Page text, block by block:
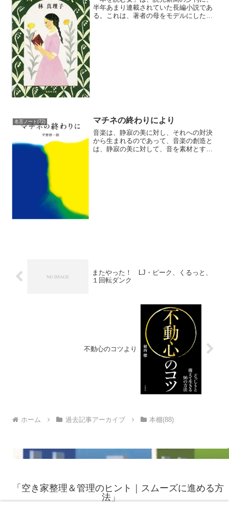
半年あまり連載されていた長編小説であ
る。これは、著者の母をモデルにした万
名言ノート(72) マチネの終わりにより
音楽は、静寂の美に対し、それへの対決
から生まれるのであって、音楽の創造と
は、静寂の美に対して、音を素材とする
またやった！ LJ・ピーク、くるっと、
１回転ダンク
不動心のコツより
ホーム 過去記事アーカイブ 本棚(88)
「空き家整理＆管理のヒント｜スムーズに進める方
法」